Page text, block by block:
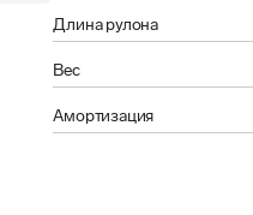
Длина рулона
Вес
Амортизация